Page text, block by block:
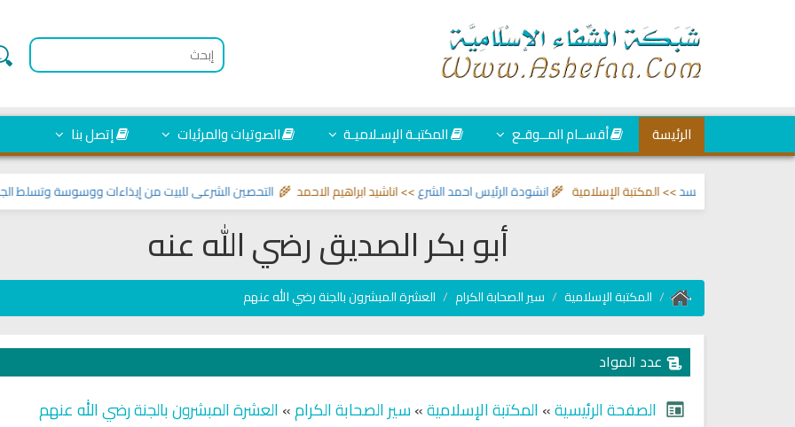
الرئيسة أقســام المــوقـع المكتبـة الإسـلاميـة الصوتيات والمرئيات إتصل بنا
التحصين الشرعي للبيت من إيذاءات ووسوسة وتسلط الجن>> انشودة الرئيس احمد الشرع>> اناشيد ابراهيم الاحمد 🌾 >> المكتبة الإسلامية 🌾
أبو بكر الصديق رضي الله عنه
المكتبة الإسلامية سير الصحابة الكرام العشرة المبشرون بالجنة رضي الله عنهم
عدد المواد
الصفحة الرئيسية»المكتبة الإسلامية»سير الصحابة الكرام»العشرة المبشرون بالجنة رضي الله عنهم